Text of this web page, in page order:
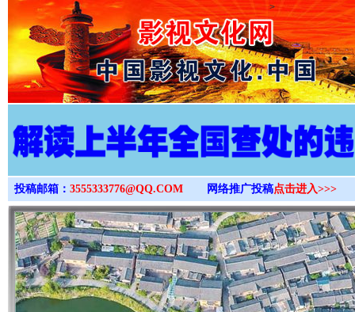
>
投稿邮箱： 3555333776@QQ.COM 网络推广投稿点击进入>>>